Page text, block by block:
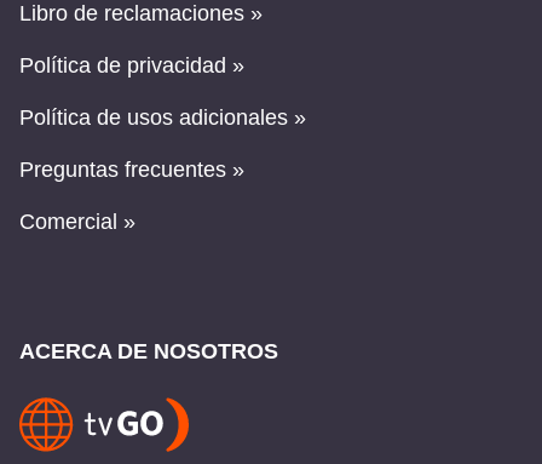
Libro de reclamaciones »
Política de privacidad »
Política de usos adicionales »
Preguntas frecuentes »
Comercial »
ACERCA DE NOSOTROS